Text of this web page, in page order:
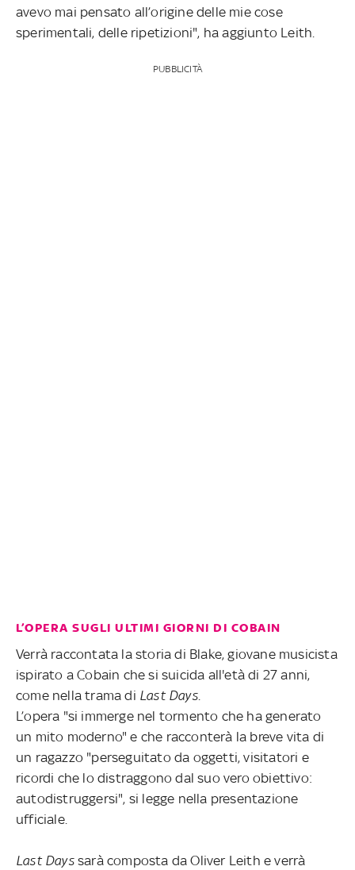
avevo mai pensato all’origine delle mie cose
sperimentali, delle ripetizioni", ha aggiunto Leith.
PUBBLICITÀ
L’OPERA SUGLI ULTIMI GIORNI DI COBAIN
Verrà raccontata la storia di Blake, giovane musicista
ispirato a Cobain che si suicida all'età di 27 anni,
come nella trama di Last Days.
L’opera "si immerge nel tormento che ha generato
un mito moderno" e che racconterà la breve vita di
un ragazzo "perseguitato da oggetti, visitatori e
ricordi che lo distraggono dal suo vero obiettivo:
autodistruggersi", si legge nella presentazione
ufficiale.
Last Days sarà composta da Oliver Leith e verrà